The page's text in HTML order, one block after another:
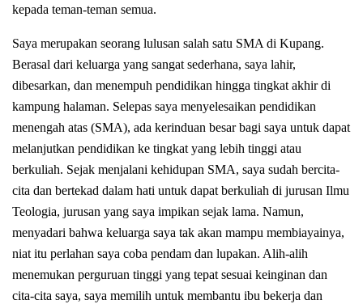
kepada teman-teman semua.
Saya merupakan seorang lulusan salah satu SMA di Kupang.
Berasal dari keluarga yang sangat sederhana, saya lahir,
dibesarkan, dan menempuh pendidikan hingga tingkat akhir di
kampung halaman. Selepas saya menyelesaikan pendidikan
menengah atas (SMA), ada kerinduan besar bagi saya untuk dapat
melanjutkan pendidikan ke tingkat yang lebih tinggi atau
berkuliah. Sejak menjalani kehidupan SMA, saya sudah bercita-
cita dan bertekad dalam hati untuk dapat berkuliah di jurusan Ilmu
Teologia, jurusan yang saya impikan sejak lama. Namun,
menyadari bahwa keluarga saya tak akan mampu membiayainya,
niat itu perlahan saya coba pendam dan lupakan. Alih-alih
menemukan perguruan tinggi yang tepat sesuai keinginan dan
cita-cita saya, saya memilih untuk membantu ibu bekerja dan